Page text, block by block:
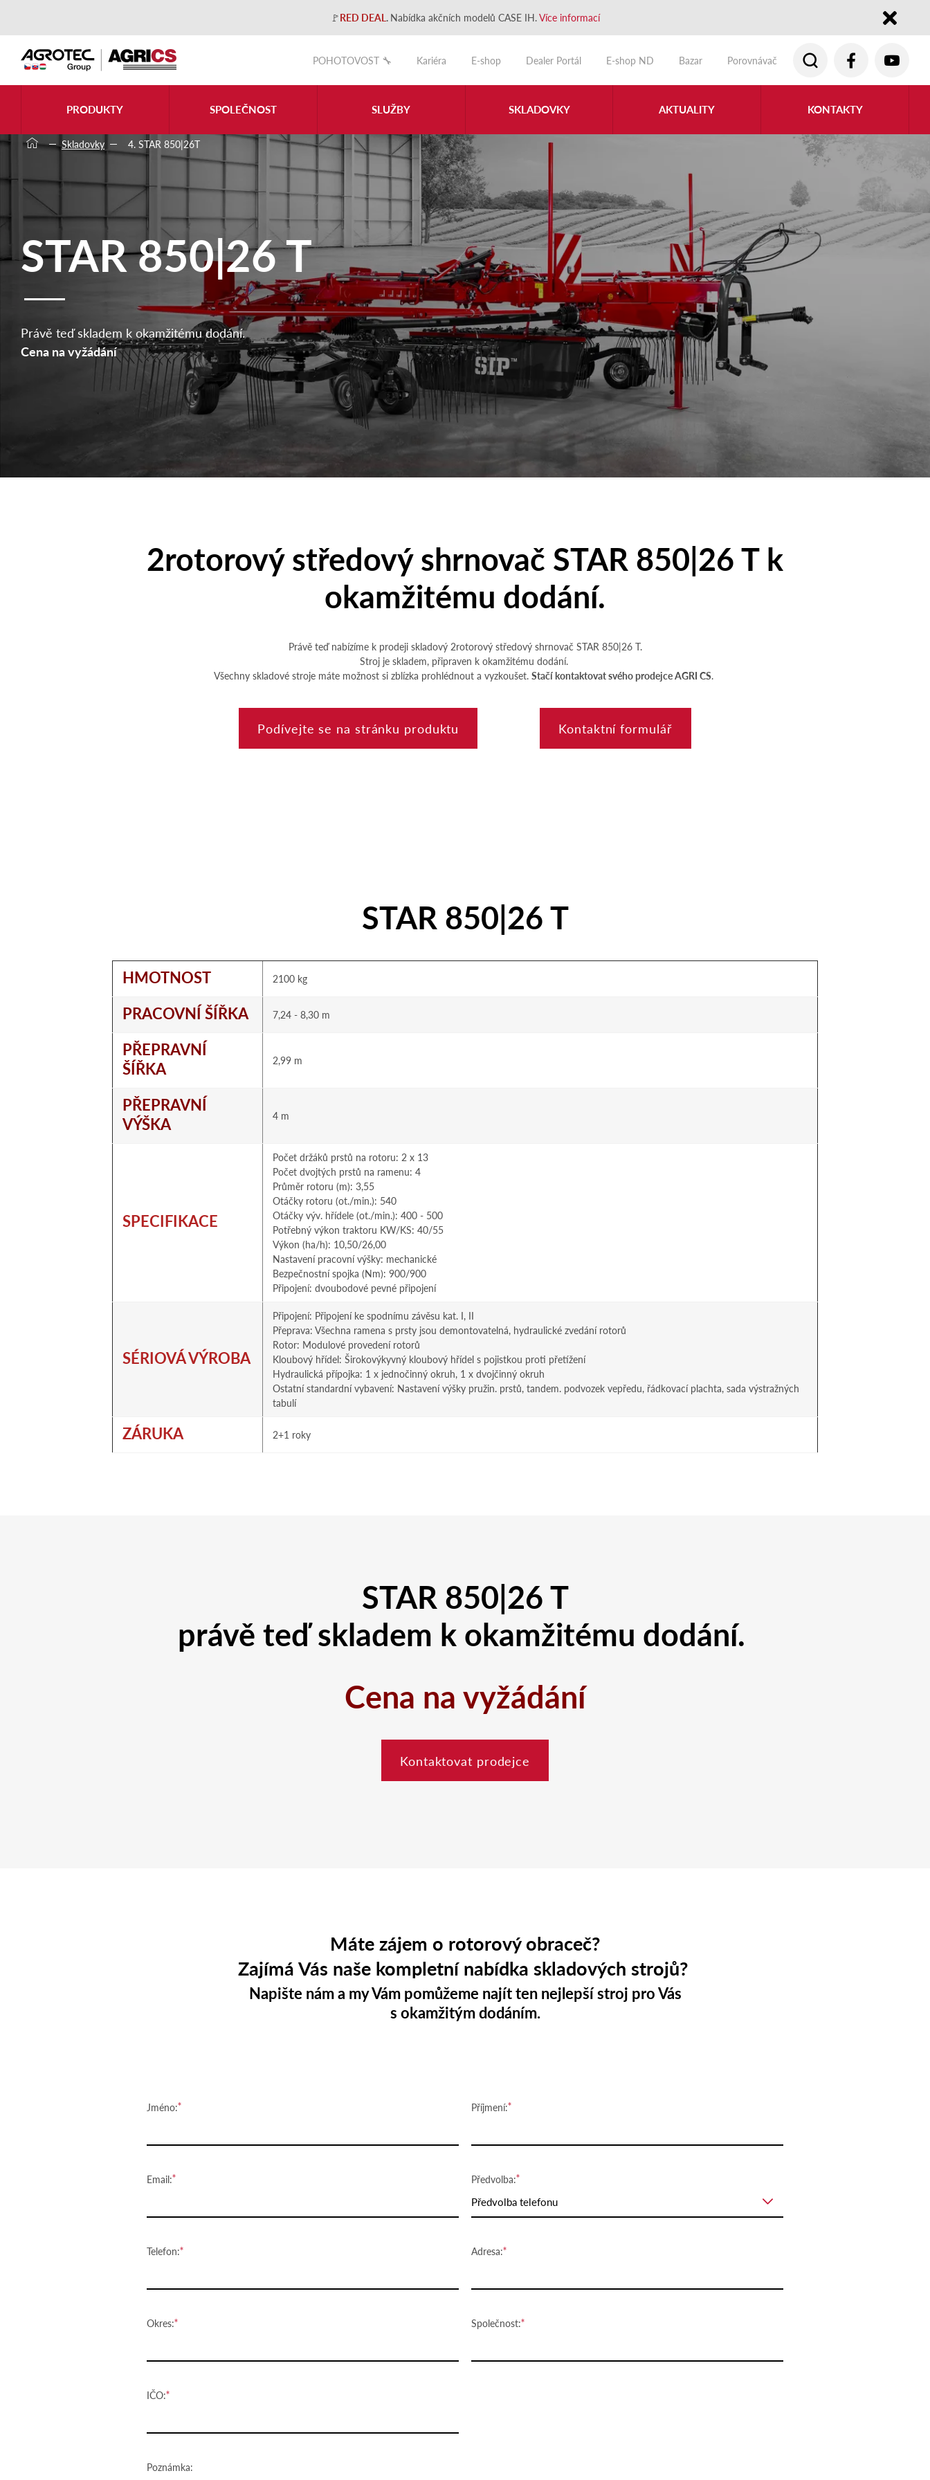
🚩RED DEAL. Nabídka akčních modelů CASE IH.Více informací
POHOTOVOST 🔧
Kariéra E-shop Dealer Portál E-shop ND Bazar Porovnávač
PRODUKTY SPOLEČNOST SLUŽBY SKLADOVKY AKTUALITY KONTAKTY
Skladovky 4. STAR 850|26T
STAR 850|26 T
Právě teď skladem k okamžitému dodání.
Cena na vyžádání
2rotorový středový shrnovač STAR 850|26 T k
okamžitému dodání.
Právě teď nabízíme k prodeji skladový 2rotorový středový shrnovač STAR 850|26 T.
Stroj je skladem, připraven k okamžitému dodání.
Všechny skladové stroje máte možnost si zblízka prohlédnout a vyzkoušet. Stačí kontaktovat svého prodejce AGRI CS.
Podívejte se na stránku produktu Kontaktní formulář
STAR 850|26 T
HMOTNOST 2100 kg
PRACOVNÍ ŠÍŘKA 7,24 - 8,30 m
PŘEPRAVNÍ
ŠÍŘKA
2,99 m
PŘEPRAVNÍ
VÝŠKA
4 m
SPECIFIKACE
Počet držáků prstů na rotoru: 2 x 13
Počet dvojtých prstů na ramenu: 4
Průměr rotoru (m): 3,55
Otáčky rotoru (ot./min.): 540
Otáčky výv. hřídele (ot./min.): 400 - 500
Potřebný výkon traktoru KW/KS: 40/55
Výkon (ha/h): 10,50/26,00
Nastavení pracovní výšky: mechanické
Bezpečnostní spojka (Nm): 900/900
Připojení: dvoubodové pevné připojení
SÉRIOVÁ VÝROBA
Připojení: Připojení ke spodnímu závěsu kat. I, II
Přeprava: Všechna ramena s prsty jsou demontovatelná, hydraulické zvedání rotorů
Rotor: Modulové provedení rotorů
Kloubový hřídel: Širokovýkyvný kloubový hřídel s pojistkou proti přetížení
Hydraulická přípojka: 1 x jednočinný okruh, 1 x dvojčinný okruh
Ostatní standardní vybavení: Nastavení výšky pružin. prstů, tandem. podvozek vepředu, řádkovací plachta, sada výstražných
tabulí
ZÁRUKA 2+1 roky
STAR 850|26 T
právě teď skladem k okamžitému dodání.
Cena na vyžádání
Kontaktovat prodejce
Máte zájem o rotorový obraceč?
Zajímá Vás naše kompletní nabídka skladových strojů?
Napište nám a my Vám pomůžeme najít ten nejlepší stroj pro Vás
s okamžitým dodáním.
Jméno: Příjmení:
Email: Předvolba:
Předvolba telefonu
Telefon: Adresa:
Okres: Společnost:
IČO:
Poznámka: